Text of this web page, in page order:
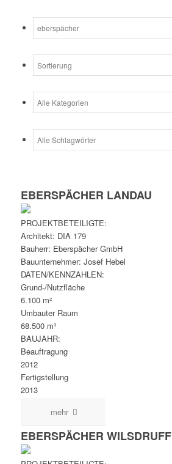
EBERSPÄCHER LANDAU
PROJEKTBETEILIGTE:
Architekt: DIA 179
Bauherr: Eberspächer GmbH
Bauunternehmer: Josef Hebel
DATEN/KENNZAHLEN:
Grund-/Nutzfläche
6.100 m²
Umbauter Raum
68.500 m³
BAUJAHR:
Beauftragung
2012
Fertigstellung
2013
mehr
EBERSPÄCHER WILSDRUFF